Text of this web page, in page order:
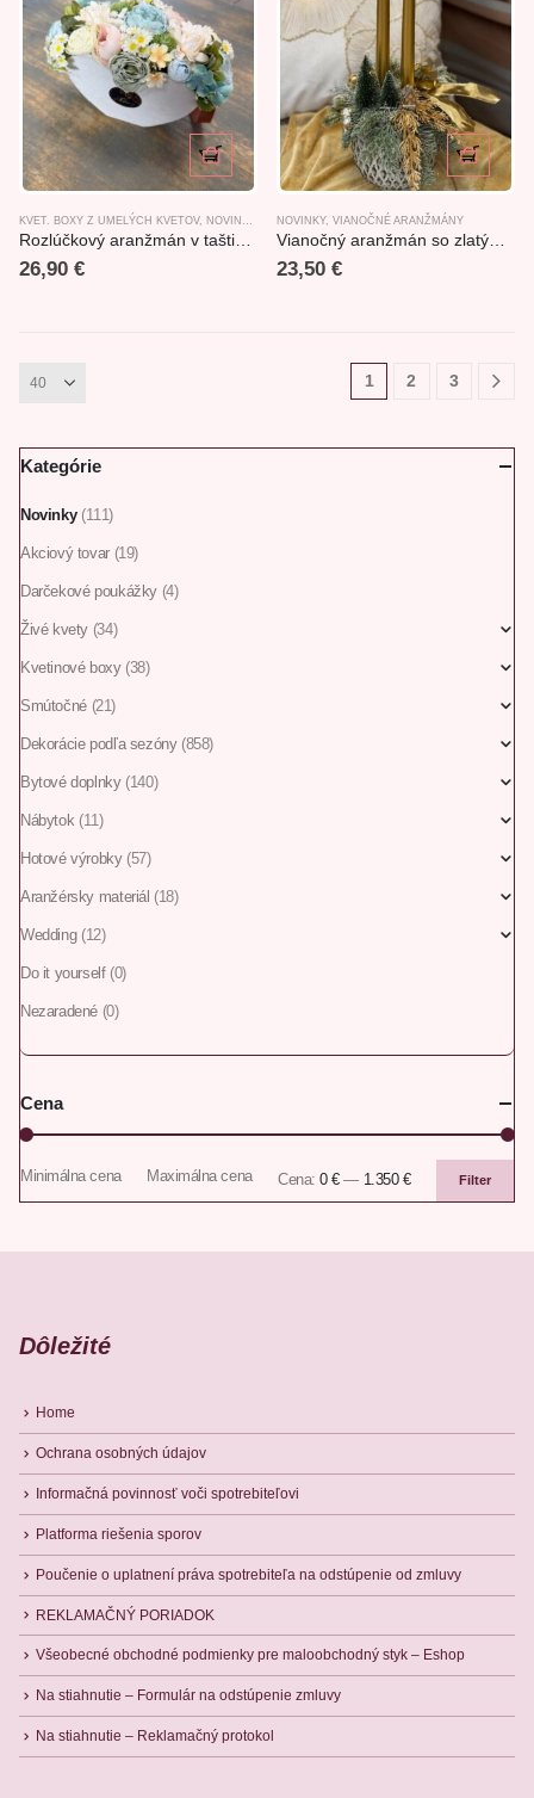
KVET. BOXY Z UMELÝCH KVETOV, NOVINKY ROZLÚČKOVÉ PREDMETY, DARČEKY
26,90 €
NOVINKY, VIANOČNÉ ARANŽMÁNY
23,50 €
1 2 3
Kategórie
Novinky (111)
Akciový tovar (19)
Darčekové poukážky (4)
Živé kvety (34)
Kvetinové boxy (38)
Smútočné (21)
Dekorácie podľa sezóny (858)
Bytové doplnky (140)
Nábytok (11)
Hotové výrobky (57)
Aranžérsky materiál (18)
Wedding (12)
Do it yourself (0)
Nezaradené (0)
Cena
Minimálna cena Maximálna cena Filter
Cena:0 €— 1.350 €
Dôležité
Home
Ochrana osobných údajov
Informačná povinnosť voči spotrebiteľovi
Platforma riešenia sporov
Poučenie o uplatnení práva spotrebiteľa na odstúpenie od zmluvy
REKLAMAČNÝ PORIADOK
Všeobecné obchodné podmienky pre maloobchodný styk – Eshop
Na stiahnutie – Formulár na odstúpenie zmluvy
Na stiahnutie – Reklamačný protokol